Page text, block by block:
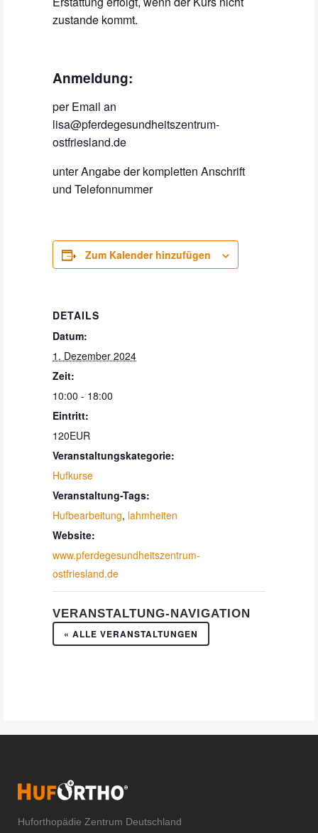
zustande kommt.
Anmeldung:
per Email an
lisa@pferdegesundheitszentrum-
ostfriesland.de
unter Angabe der kompletten Anschrift
und Telefonnummer
Zum Kalender hinzufügen
DETAILS
Datum:
1. Dezember 2024
Zeit:
10:00 - 18:00
Eintritt:
120EUR
Veranstaltungskategorie:
Hufkurse
Veranstaltung-Tags:
Hufbearbeitung, lahmheiten
Website:
www.pferdegesundheitszentrum-
ostfriesland.de
VERANSTALTUNG-NAVIGATION
« ALLE VERANSTALTUNGEN
Huforthopädie Zentrum Deutschland